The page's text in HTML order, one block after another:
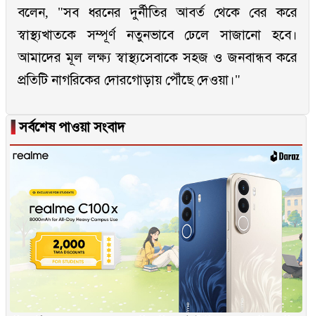
বলেন, "সব ধরনের দুর্নীতির আবর্ত থেকে বের করে
স্বাস্থ্যখাতকে সম্পূর্ণ নতুনভাবে ঢেলে সাজানো হবে।
আমাদের মূল লক্ষ্য স্বাস্থ্যসেবাকে সহজ ও জনবান্ধব করে
প্রতিটি নাগরিকের দোরগোড়ায় পৌঁছে দেওয়া।"
▐সর্বশেষ পাওয়া সংবাদ